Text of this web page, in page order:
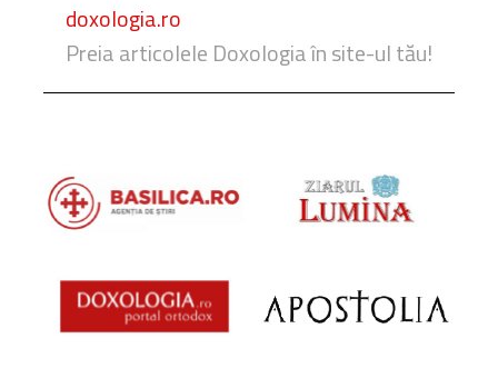
doxologia.ro
Preia articolele Doxologia în site-ul tău!